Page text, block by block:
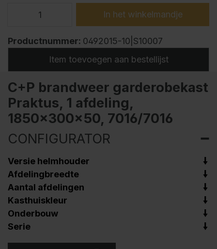
In het winkelmandje
Productnummer: 0492015-10|S10007
Item toevoegen aan bestellijst
C+P brandweer garderobekast
Praktus, 1 afdeling,
1850x300x50, 7016/7016
CONFIGURATOR
Versie helmhouder
Afdelingbreedte
Aantal afdelingen
Kasthuiskleur
Onderbouw
Serie